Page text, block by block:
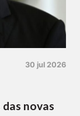
30 jul 2026
novas